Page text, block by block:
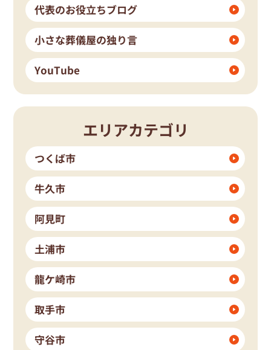
代表のお役立ちブログ
小さな葬儀屋の独り言
YouTube
エリアカテゴリ
つくば市
牛久市
阿見町
土浦市
龍ケ崎市
取手市
守谷市